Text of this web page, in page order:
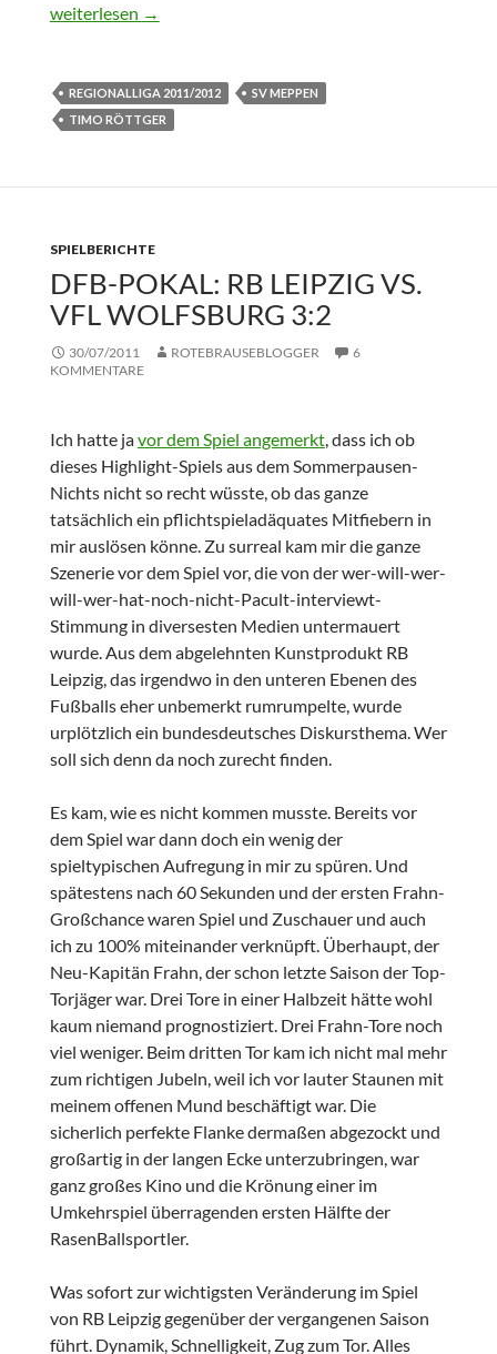
Regionalliga: SV Meppen vs. RB Leipzig 0:1
weiterlesen →
REGIONALLIGA 2011/2012
SV MEPPEN
TIMO RÖTTGER
SPIELBERICHTE
DFB-POKAL: RB LEIPZIG VS.
VFL WOLFSBURG 3:2
30/07/2011 ROTEBRAUSEBLOGGER
6
KOMMENTARE
Ich hatte javor dem Spiel angemerkt, dass ich ob
dieses Highlight-Spiels aus dem Sommerpausen-
Nichts nicht so recht wüsste, ob das ganze
tatsächlich ein pflichtspieladäquates Mitfiebern in
mir auslösen könne. Zu surreal kam mir die ganze
Szenerie vor dem Spiel vor, die von der wer-will-wer-
will-wer-hat-noch-nicht-Pacult-interviewt-
Stimmung in diversesten Medien untermauert
wurde. Aus dem abgelehnten Kunstprodukt RB
Leipzig, das irgendwo in den unteren Ebenen des
Fußballs eher unbemerkt rumrumpelte, wurde
urplötzlich ein bundesdeutsches Diskursthema. Wer
soll sich denn da noch zurecht finden.
Es kam, wie es nicht kommen musste. Bereits vor
dem Spiel war dann doch ein wenig der
spieltypischen Aufregung in mir zu spüren. Und
spätestens nach 60 Sekunden und der ersten Frahn-
Großchance waren Spiel und Zuschauer und auch
ich zu 100% miteinander verknüpft. Überhaupt, der
Neu-Kapitän Frahn, der schon letzte Saison der Top-
Torjäger war. Drei Tore in einer Halbzeit hätte wohl
kaum niemand prognostiziert. Drei Frahn-Tore noch
viel weniger. Beim dritten Tor kam ich nicht mal mehr
zum richtigen Jubeln, weil ich vor lauter Staunen mit
meinem offenen Mund beschäftigt war. Die
sicherlich perfekte Flanke dermaßen abgezockt und
großartig in der langen Ecke unterzubringen, war
ganz großes Kino und die Krönung einer im
Umkehrspiel überragenden ersten Hälfte der
RasenBallsportler.
Was sofort zur wichtigsten Veränderung im Spiel
von RB Leipzig gegenüber der vergangenen Saison
führt. Dynamik, Schnelligkeit, Zug zum Tor. Alles